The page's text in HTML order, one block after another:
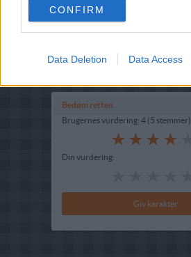
CONFIRM
Data Deletion Data Access
Hovedingrediens :
Bedøm retten
Brugernes vurdering: 4 (5 stemmer)
Din vurdering: